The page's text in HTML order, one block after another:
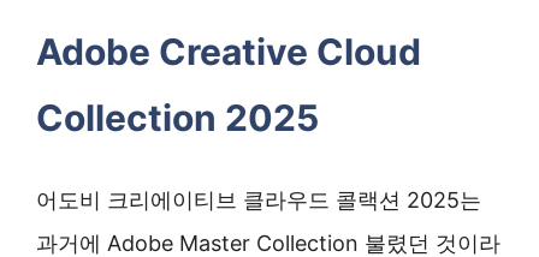
Adobe Creative Cloud
Collection 2025
어도비 크리에이티브 클라우드 콜랙션 2025는
과거에 Adobe Master Collection 불렸던 것이라